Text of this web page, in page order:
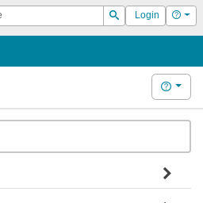
Suchen
Login Hilfe
Hilfe